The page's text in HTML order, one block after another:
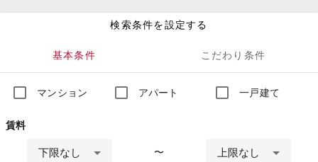
検索条件を設定する
基本条件 こだわり条件
マンション アパート 一戸建て
賃料
下限なし 〜 上限なし